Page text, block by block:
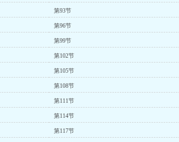
第93节
第96节
第99节
第102节
第105节
第108节
第111节
第114节
第117节